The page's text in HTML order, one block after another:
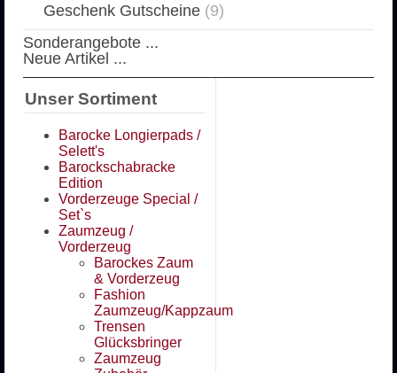
Geschenk Gutscheine (9)
Sonderangebote ...
Neue Artikel ...
Unser Sortiment
Barocke Longierpads /
Selett's
Barockschabracke
Edition
Vorderzeuge Special /
Set`s
Zaumzeug /
Vorderzeug
Barockes Zaum
& Vorderzeug
Fashion
Zaumzeug/Kappzaum
Trensen
Glücksbringer
Zaumzeug